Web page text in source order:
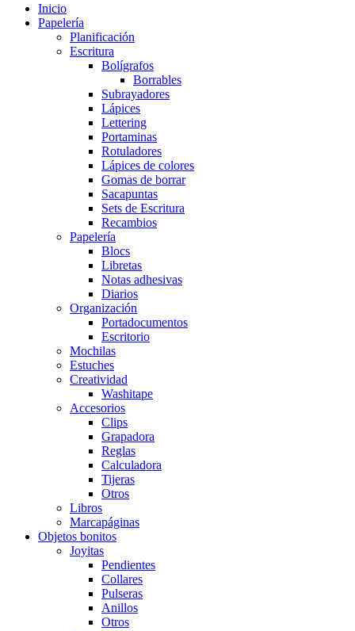
Inicio
Papelería
Planificación
Escritura
Bolígrafos
Borrables
Subrayadores
Lápices
Lettering
Portaminas
Rotuladores
Lápices de colores
Gomas de borrar
Sacapuntas
Sets de Escritura
Recambios
Papelería
Blocs
Libretas
Notas adhesivas
Diarios
Organización
Portadocumentos
Escritorio
Mochilas
Estuches
Creatividad
Washitape
Accesorios
Clips
Grapadora
Reglas
Calculadora
Tijeras
Otros
Libros
Marcapáginas
Objetos bonitos
Joyitas
Pendientes
Collares
Pulseras
Anillos
Otros